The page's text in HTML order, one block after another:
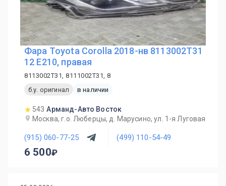
Фара Toyota Corolla 2018-нв 8113002T31
12 E210, правая
8113002T31, 8111002T31, 8
б.у. оригинал
в наличии
543 Арманд-Авто Восток
Москва, г.о. Люберцы, д. Марусино, ул. 1-я Луговая
(915) 060-77-25 (499) 110-54-49
6 500